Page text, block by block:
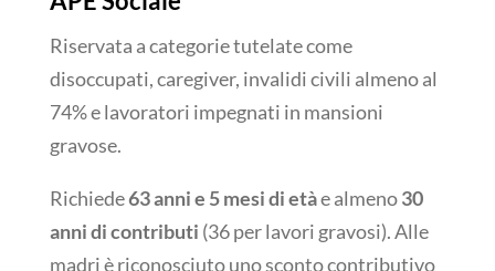
Riservata a categorie tutelate come
disoccupati, caregiver, invalidi civili almeno al
74% e lavoratori impegnati in mansioni
gravose.
Richiede63 anni e 5 mesi di etàe almeno30
anni di contributi (36 per lavori gravosi). Alle
madri è riconosciuto uno sconto contributivo